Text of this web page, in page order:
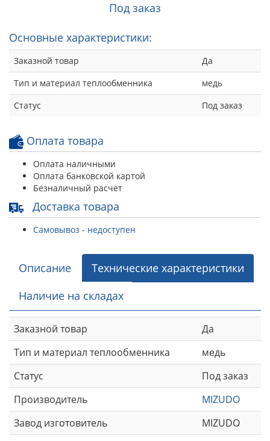
Под заказ
Основные характеристики:
Заказной товар
Да
Тип и материал теплообменника
медь
Статус
Под заказ
Оплата товара
Оплата наличными
Оплата банковской картой
Безналичный расчет
Доставка товара
Самовывоз - недоступен
Описание
Технические характеристики
Наличие на складах
Заказной товар
Да
Тип и материал теплообменника
медь
Статус
Под заказ
Производитель
MIZUDO
Завод изготовитель
MIZUDO